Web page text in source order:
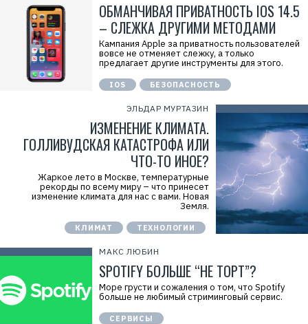
ОБМАНЧИВАЯ ПРИВАТНОСТЬ IOS 14.5
– СЛЕЖКА ДРУГИМИ МЕТОДАМИ
Кампания Apple за приватность пользователей
вовсе не отменяет слежку, а только
предлагает другие инструменты для этого.
IOS БЕЗОПАСНОСТЬ
ЭЛЬДАР МУРТАЗИН
ИЗМЕНЕНИЕ КЛИМАТА.
ГОЛЛИВУДСКАЯ КАТАСТРОФА ИЛИ
ЧТО-ТО ИНОЕ?
Жаркое лето в Москве, температурные
рекорды по всему миру – что принесет
изменение климата для нас с вами. Новая
Земля.
КЛИМАТ ТЕХНОЛОГИИ
МАКС ЛЮБИН
SPOTIFY БОЛЬШЕ “НЕ ТОРТ”?
Море грусти и сожаления о том, что Spotify
больше не любимый стриминговый сервис.
СЕРВИСЫ